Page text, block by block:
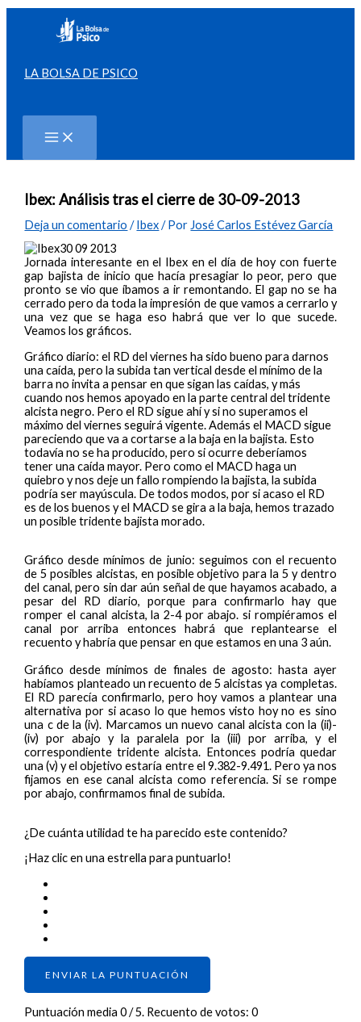
contenido
LA BOLSA DE PSICO
Ibex: Análisis tras el cierre de 30-09-2013
Deja un comentario /Ibex/ Por José Carlos Estévez García
Jornada interesante en el Ibex en el día de hoy con fuerte
gap bajista de inicio que hacía presagiar lo peor, pero que
pronto se vio que íbamos a ir remontando. El gap no se ha
cerrado pero da toda la impresión de que vamos a cerrarlo y
una vez que se haga eso habrá que ver lo que sucede.
Veamos los gráficos.
Gráfico diario: el RD del viernes ha sido bueno para darnos
una caída, pero la subida tan vertical desde el mínimo de la
barra no invita a pensar en que sigan las caídas, y más
cuando nos hemos apoyado en la parte central del tridente
alcista negro. Pero el RD sigue ahí y si no superamos el
máximo del viernes seguirá vigente. Además el MACD sigue
pareciendo que va a cortarse a la baja en la bajista. Esto
todavía no se ha producido, pero si ocurre deberíamos
tener una caída mayor. Pero como el MACD haga un
quiebro y nos deje un fallo rompiendo la bajista, la subida
podría ser mayúscula. De todos modos, por si acaso el RD
es de los buenos y el MACD se gira a la baja, hemos trazado
un posible tridente bajista morado.
Gráfico desde mínimos de junio: seguimos con el recuento
de 5 posibles alcistas, en posible objetivo para la 5 y dentro
del canal, pero sin dar aún señal de que hayamos acabado, a
pesar del RD diario, porque para confirmarlo hay que
romper el canal alcista, la 2-4 por abajo. si rompiéramos el
canal por arriba entonces habrá que replantearse el
recuento y habría que pensar en que estamos en una 3 aún.
Gráfico desde mínimos de finales de agosto: hasta ayer
habíamos planteado un recuento de 5 alcistas ya completas.
El RD parecía confirmarlo, pero hoy vamos a plantear una
alternativa por si acaso lo que hemos visto hoy no es sino
una c de la (iv). Marcamos un nuevo canal alcista con la (ii)-
(iv) por abajo y la paralela por la (iii) por arriba, y el
correspondiente tridente alcista. Entonces podría quedar
una (v) y el objetivo estaría entre el 9.382-9.491. Pero ya nos
fijamos en ese canal alcista como referencia. Si se rompe
por abajo, confirmamos final de subida.
¿De cuánta utilidad te ha parecido este contenido?
¡Haz clic en una estrella para puntuarlo!
ENVIAR LA PUNTUACIÓN
Puntuación media0/ 5. Recuento de votos:0